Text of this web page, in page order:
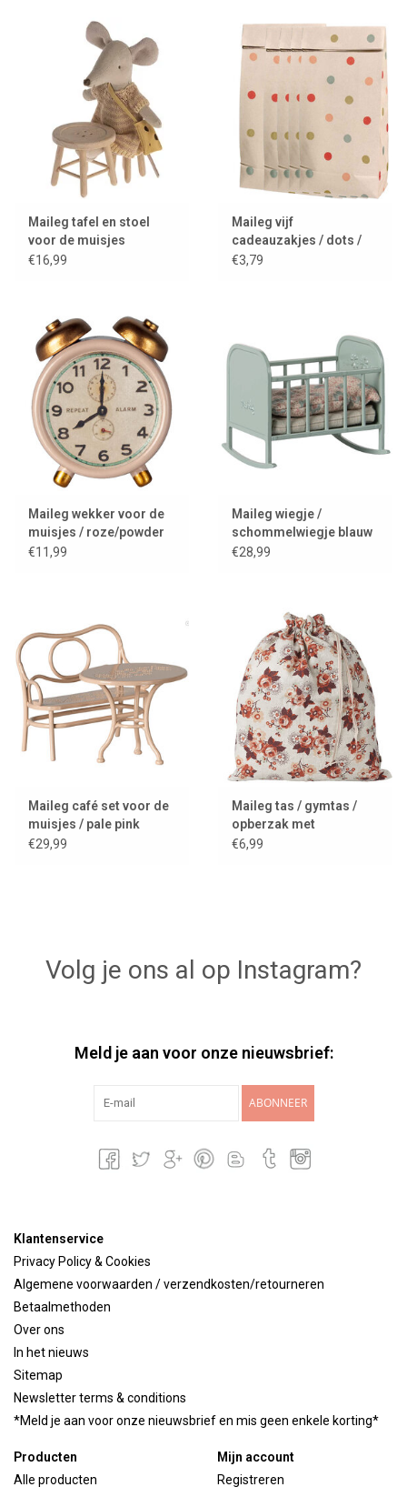
Maileg tafel en stoel
voor de muisjes
€16,99
Maileg vijf
cadeauzakjes / dots /
small
€3,79
Maileg wekker voor de
muisjes / roze/powder
€11,99
Maileg wiegje /
schommelwiegje blauw
mint
€28,99
Maileg café set voor de
muisjes / pale pink
€29,99
Maileg tas / gymtas /
opberzak met
rozenprint
€6,99
Volg je ons al op Instagram?
Meld je aan voor onze nieuwsbrief:
ABONNEER
Klantenservice
Privacy Policy & Cookies
Algemene voorwaarden / verzendkosten/retourneren
Betaalmethoden
Over ons
In het nieuws
Sitemap
Newsletter terms & conditions
*Meld je aan voor onze nieuwsbrief en mis geen enkele korting*
Producten
Alle producten
Mijn account
Registreren